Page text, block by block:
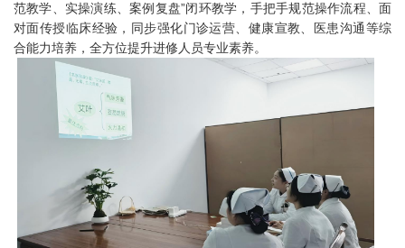
范教学、实操演练、案例复盘”闭环教学，手把手规范操作流程、面
对面传授临床经验，同步强化门诊运营、健康宣教、医患沟通等综
合能力培养，全方位提升进修人员专业素养。